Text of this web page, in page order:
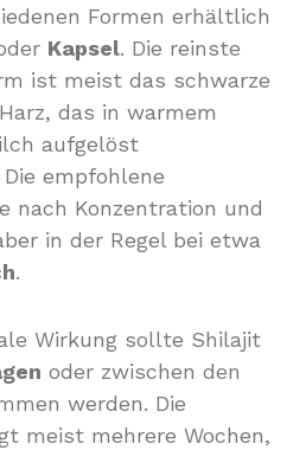
Formen erhältlich
Kapsel. Die reinste
ist meist das schwarze
das in warmem
aufgelöst
empfohlene
nach Konzentration und
in der Regel bei etwa
.
Wirkung sollte Shilajit
oder zwischen den
werden. Die
meist mehrere Wochen,